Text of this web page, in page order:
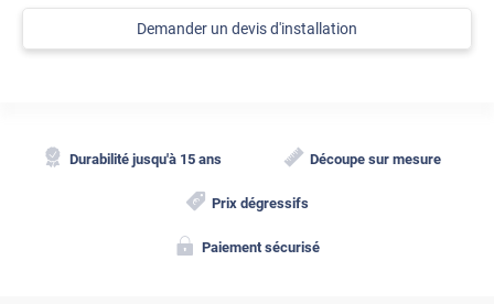
Demander un devis d'installation
Durabilité jusqu'à 15 ans Découpe sur mesure
Prix dégressifs
Paiement sécurisé